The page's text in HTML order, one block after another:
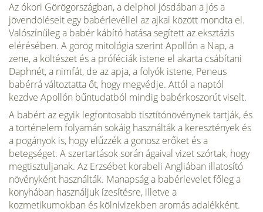
Az ókori Görögországban, a delphoi jósdában a jós a
jövendöléseit egy babérlevéllel az ajkai között mondta el.
Valószínűleg a babér kábító ha­tása segített az eksztázis
elérésében. A görög mitológia szerint Apol­lón a Nap, a
zene, a költészet és a próféciák istene el akarta csábítani
Daphnét, a nimfát, de az apja, a folyók istene, Peneus
babérrá változtatta őt, hogy megvédje. Attól a naptól
kezdve Apollón bűntudatból mindig ba­bérkoszorút viselt.
A babért az egyik legfontosabb tisztítónövénynek tartják, és
a tör­ténelem folyamán sokáig használták a keresztények és
a pogányok is, hogy elűzzék a gonosz erőket és a
betegséget. A szertartások során ágaival vizet szórtak, hogy
megtisztuljanak. Az Erzsébet korabeli Ang­liában illatosító
növényként használták. Manapság a babérlevelet főleg a
konyhában használjuk ízesítésre, illetve a
kozmetikumokban és kölni­vizekben aromás adalékként.